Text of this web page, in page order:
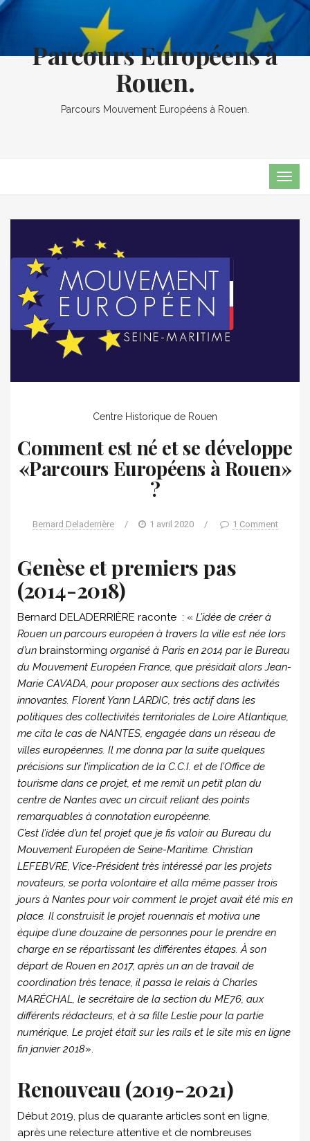
Parcours Européens à
Rouen.
Parcours Mouvement Européens à Rouen.
Centre Historique de Rouen
Comment est né et se développe
«Parcours Européens à Rouen»
?
Bernard Deladerrière / 1 avril 2020 / 1 Comment
Genèse et premiers pas
(2014-2018)
Bernard DELADERRIÈRE raconte : « L’idée de créer à
Rouen un parcours européen à travers la ville est née lors
d’un brainstorming organisé à Paris en 2014 par le Bureau
du Mouvement Européen France, que présidait alors Jean-
Marie CAVADA, pour proposer aux sections des activités
innovantes. Florent Yann LARDIC, très actif dans les
politiques des collectivités territoriales de Loire Atlantique,
me cita le cas de NANTES, engagée dans un réseau de
villes européennes. Il me donna par la suite quelques
précisions sur l’implication de la C.C.I. et de l’Office de
tourisme dans ce projet, et me remit un petit plan du
centre de Nantes avec un circuit reliant des points
remarquables à connotation européenne.
C’est l’idée d’un tel projet que je fis valoir au Bureau du
Mouvement Européen de Seine-Maritime. Christian
LEFEBVRE, Vice-Président très intéressé par les projets
novateurs, se porta volontaire et alla même passer trois
jours à Nantes pour voir comment le projet avait été mis en
place. Il construisit le projet rouennais et motiva une
équipe d’une douzaine de personnes pour le prendre en
charge en se répartissant les différentes étapes. À son
départ de Rouen en 2017, après un an de travail de
coordination très tenace, il passa le relais à Charles
MARÉCHAL, le secrétaire de la section du ME76, aux
différents rédacteurs, et à sa fille Leslie pour la partie
numérique. Le projet était sur les rails et le site mis en ligne
fin janvier 2018».
Renouveau (2019-2021)
Début 2019, plus de quarante articles sont en ligne,
après une relecture attentive et de nombreuses